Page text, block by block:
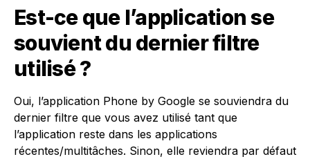
Est-ce que l’application se
souvient du dernier filtre
utilisé ?
Oui, l’application Phone by Google se souviendra du
dernier filtre que vous avez utilisé tant que
l’application reste dans les applications
récentes/multitâches. Sinon, elle reviendra par défaut